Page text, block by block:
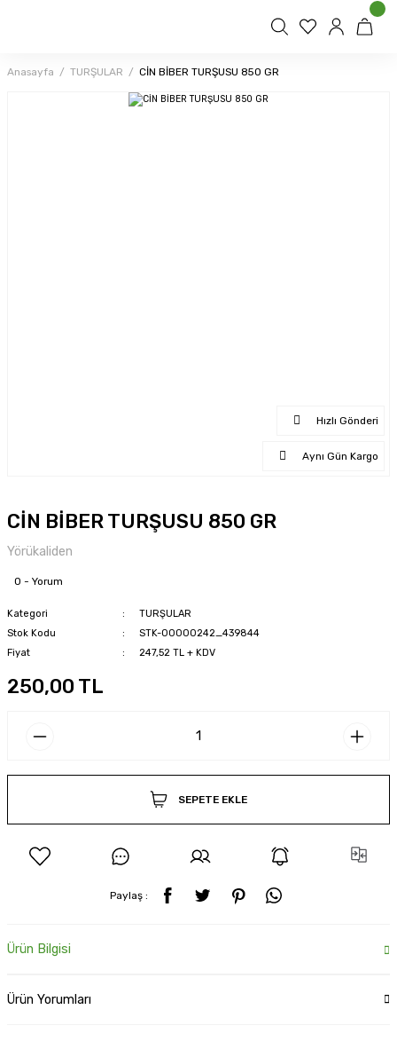
Anasayfa TURŞULAR CİN BİBER TURŞUSU 850 GR
Hızlı Gönderi
Aynı Gün Kargo
CİN BİBER TURŞUSU 850 GR
Yörükaliden
0 - Yorum
Kategori
TURŞULAR
Stok Kodu
STK-00000242_439844
Fiyat
247,52 TL + KDV
250,00 TL
SEPETE EKLE
Paylaş :
Ürün Bilgisi
Ürün Yorumları